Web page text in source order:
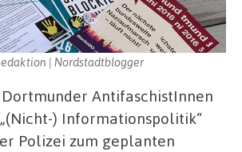
| Nordstadtblogger
AntifaschistInnen
) Informationspolitik“
Polizei zum geplanten